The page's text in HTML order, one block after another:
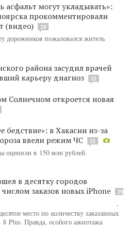
асфальт могут укладывать»:
прокомментировали
(видео)
19
дорожников пожаловался житель
района засудил врачей
карьеру диагноз
12
Солнечном откроется новая
бедствие»: в Хакасии из-за
ввели режим ЧС
21
оценили в 150 млн рублей.
в десятку городов
заказов новых iPhone
29
место по количеству заказанных
8 Plus. Правда, особого ажиотажа